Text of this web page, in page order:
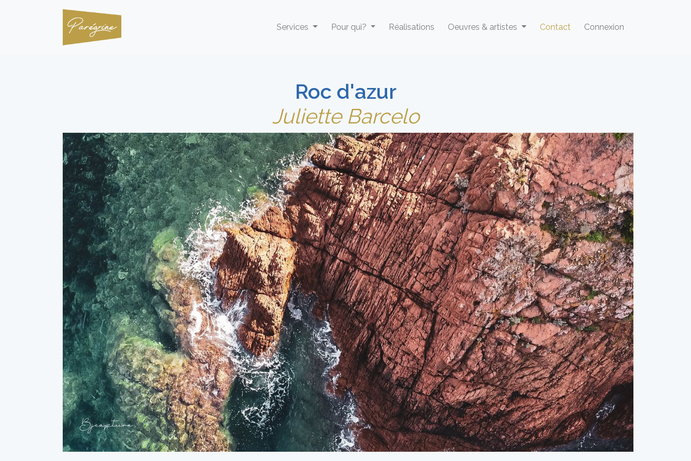
Services Pour qui? Réalisations Oeuvres & artistes Contact Connexion
Roc d'azur
Juliette Barcelo